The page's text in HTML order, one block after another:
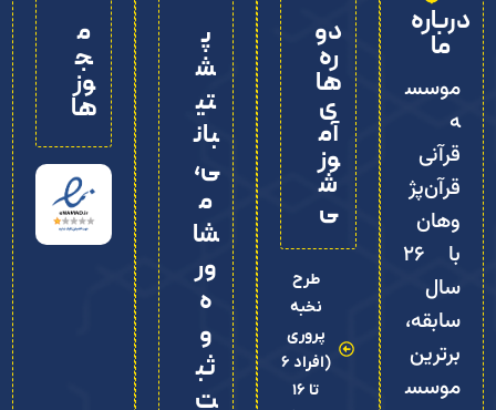
درباره
ما
موسس
ه
قرآنی
قرآن‌پژ
وهان
با ۲۶
سال
سابقه،
برترین
موسس
دو
ره‌
ها
ی
آم
وز
ش
ی
طرح
نخبه
پروری
(افراد 6
تا 16
پ
ش
تی
بان
ی،
م
شا
ور
ه
و
ثب
ت‌
م
ج
وز
ها